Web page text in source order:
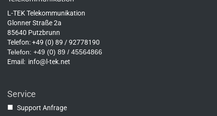
L-TEK Telekommunikation
Glonner Straße 2a
85640 Putzbrunn
Telefon: +49 (0) 89 / 92778190
Telefon: +49 (0) 89 / 45564866
Email: info@l-tek.net
Service
■ Support Anfrage